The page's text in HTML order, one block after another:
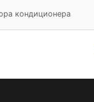
кондиционера